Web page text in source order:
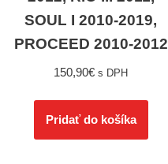
SOUL I 2010-2019,
PROCEED 2010-2012
150,90€ s DPH
Pridať do košíka